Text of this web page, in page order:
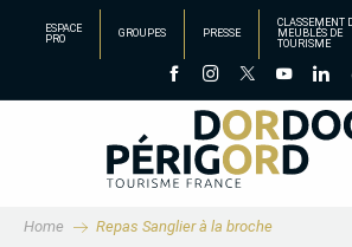
principal
ESPACE
PRO
GROUPES PRESSE
CLASSEMENT
MEUBLÉS DE
TOURISME
Home Repas Sanglier à la broche